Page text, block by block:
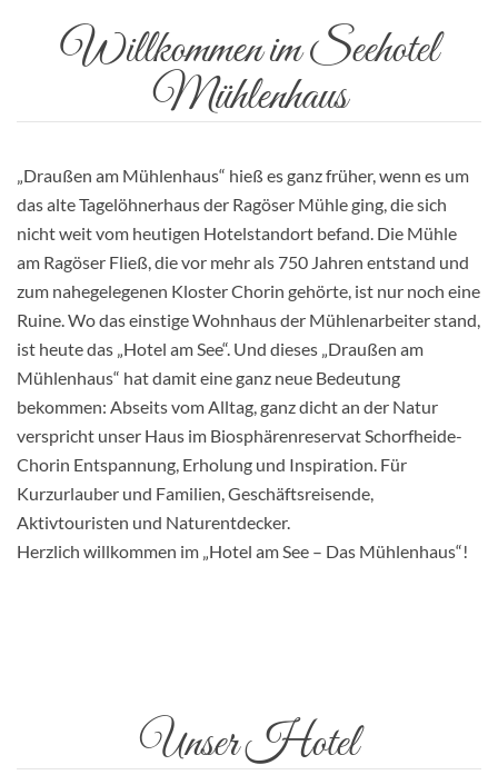
Will­­­kommen im Seehotel
Mühlen­­haus
„Draußen am Mühlenhaus“ hieß es ganz früher, wenn es um
das alte Tagelöhnerhaus der Ragöser Mühle ging, die sich
nicht weit vom heutigen Hotelstandort befand. Die Mühle
am Ragöser Fließ, die vor mehr als 750 Jahren entstand und
zum nahegelegenen Kloster Chorin gehörte, ist nur noch eine
Ruine. Wo das einstige Wohnhaus der Mühlenarbeiter stand,
ist heute das „Hotel am See“. Und dieses „Draußen am
Mühlenhaus“ hat damit eine ganz neue Bedeutung
bekommen: Abseits vom Alltag, ganz dicht an der Natur
verspricht unser Haus im Biosphärenreservat Schorfheide-
Chorin Entspannung, Erholung und Inspiration. Für
Kurzurlauber und Familien, Geschäftsreisende,
Aktivtouristen und Naturentdecker.
Herzlich willkommen im „Hotel am See – Das Mühlenhaus“!
Unser Hotel